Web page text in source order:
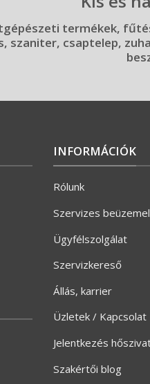
termékek,
szaniter, csaptelep,
INFORMÁCIÓK
Rólunk
Szervizes
Ügyfélszolgálat
Szervizkereső
Állás, karrier
Üzletek / Kapcsolat
Jelentkezés
Szakértői blog